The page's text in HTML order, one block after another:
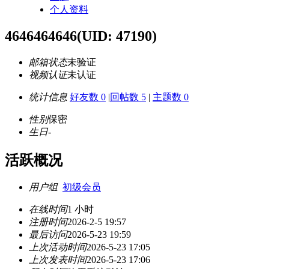
个人资料
4646464646(UID: 47190)
邮箱状态未验证
视频认证未认证
统计信息 好友数 0 |回帖数 5 | 主题数 0
性别保密
生日-
活跃概况
用户组 初级会员
在线时间1 小时
注册时间2026-2-5 19:57
最后访问2026-5-23 19:59
上次活动时间2026-5-23 17:05
上次发表时间2026-5-23 17:06